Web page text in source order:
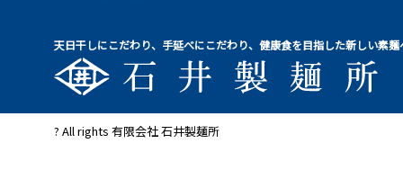
天日干しにこだわり、手延べにこだわり、健康食を目指した新しい素麺
? All rights 有限会社 石井製麺所